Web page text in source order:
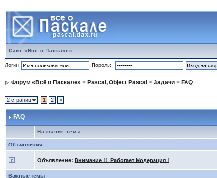
Сайт «Всё о Паскале»
Логин Пароль:
Форум «Всё о Паскале» > Pascal, Object Pascal > Задачи> FAQ
2 страниц 1 2 >
FAQ
Название темы
Объявления
Объявление: Внимание !!! Работает Модерация !
Важные темы